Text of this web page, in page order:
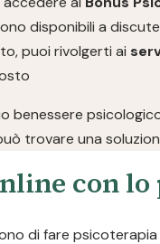
disponibili a
puoi rivolgerti ai
benessere
trovare una
con
di fare